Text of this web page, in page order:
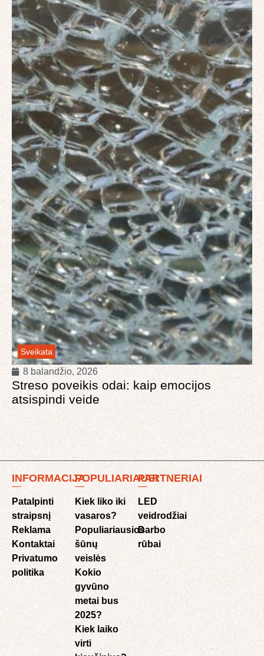
Sveikata
8 balandžio, 2026
Streso poveikis odai: kaip emocijos
atsispindi veide
INFORMACIJA
Patalpinti
straipsnį
Reklama
Kontaktai
Privatumo
politika
POPULIARIAUSI
Kiek liko iki
vasaros?
Populiariausios
šūnų
veislės
Kokio
gyvūno
metai bus
2025?
Kiek laiko
virti
PARTNERIAI
LED
veidrodžiai
Darbo
rūbai